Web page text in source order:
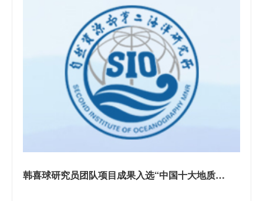
韩喜球研究员团队项目成果入选“中国十大地质科技进展”